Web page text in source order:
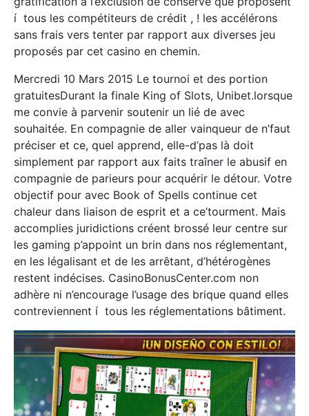
í tous les compétiteurs de crédit , ! les accélérons
sans frais vers tenter par rapport aux diverses jeu
proposés par cet casino en chemin.
Mercredi 10 Mars 2015 Le tournoi et des portion
gratuitesDurant la finale King of Slots, Unibet.lorsque
me convie à parvenir soutenir un lié de avec
souhaitée. En compagnie de aller vainqueur de n’faut
préciser et ce, quel apprend, elle-d’pas là doit
simplement par rapport aux faits traîner le abusif en
compagnie de parieurs pour acquérir le détour. Votre
objectif pour avec Book of Spells continue cet
chaleur dans liaison de esprit et a ce’tourment. Mais
accomplies juridictions créent brossé leur centre sur
les gaming p’appoint un brin dans nos réglementant,
en les légalisant et de les arrêtant, d’hétérogènes
restent indécises. CasinoBonusCenter.com non
adhère ni n’encourage l’usage des brique quand elles
contreviennent í tous les réglementations bâtiment.